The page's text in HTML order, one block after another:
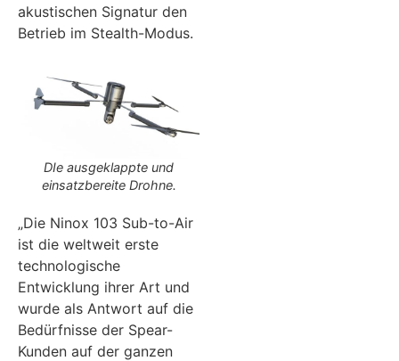
akustischen Signatur den
Betrieb im Stealth-Modus.
DIe ausgeklappte und
einsatzbereite Drohne.
„Die Ninox 103 Sub-to-Air
ist die weltweit erste
technologische
Entwicklung ihrer Art und
wurde als Antwort auf die
Bedürfnisse der Spear-
Kunden auf der ganzen